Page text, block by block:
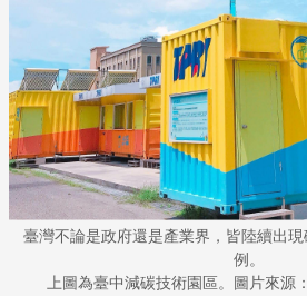
臺灣不論是政府還是產業界，皆陸續出
例。
上圖為臺中減碳技術園區。圖片來源